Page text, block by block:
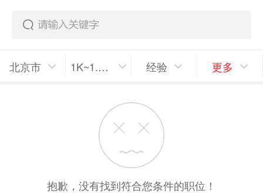
北京市 1K~1.5K/月 经验 更多
抱歉，没有找到符合您条件的职位！